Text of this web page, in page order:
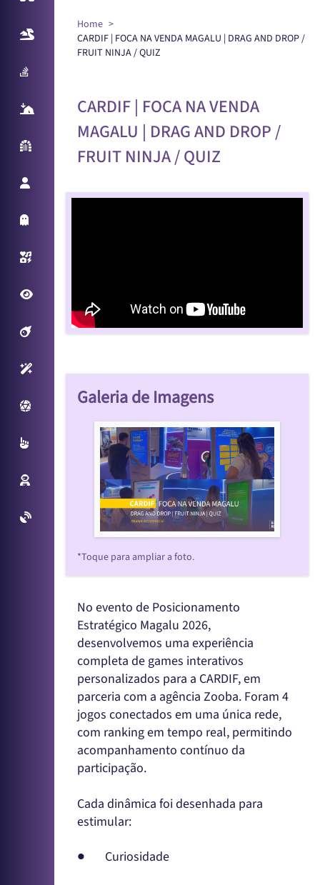
Realidade Aumentada
React Table
Parede Reativa
Filtros Interativos
Sensores Inteligentes
Plataforma Virtual
Multitouch
Reconhecimento Facial
Projetos Especiais
Home
CARDIF | FOCA NA VENDA MAGALU | DRAG AND DROP /
FRUIT NINJA / QUIZ
CARDIF | FOCA NA VENDA
MAGALU | DRAG AND DROP /
FRUIT NINJA / QUIZ
Galeria de Imagens
*Toque para ampliar a foto.
No evento de Posicionamento
Estratégico Magalu 2026,
desenvolvemos uma experiência
completa de games interativos
personalizados para a CARDIF, em
parceria com a agência Zooba. Foram 4
jogos conectados em uma única rede,
com ranking em tempo real, permitindo
acompanhamento contínuo da
participação.
Cada dinâmica foi desenhada para
estimular:
● Curiosidade